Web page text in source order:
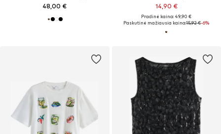
48,00 € 14,90 €
Pradinė kaina: 49,90 €
Paskutinė mažiausia kaina:15,92 €-6%